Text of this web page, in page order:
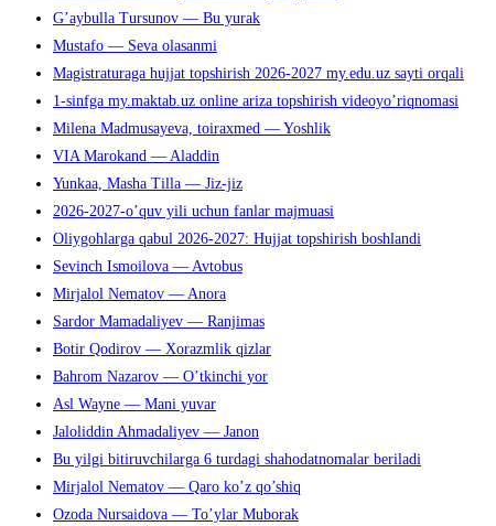
G’aybulla Tursunov — Bu yurak
Mustafo — Seva olasanmi
Magistraturaga hujjat topshirish 2026-2027 my.edu.uz sayti orqali
1-sinfga my.maktab.uz online ariza topshirish videoyo’riqnomasi
Milena Madmusayeva, toiraxmed — Yoshlik
VIA Marokand — Aladdin
Yunkaa, Masha Tilla — Jiz-jiz
2026-2027-o’quv yili uchun fanlar majmuasi
Oliygohlarga qabul 2026-2027: Hujjat topshirish boshlandi
Sevinch Ismoilova — Avtobus
Mirjalol Nematov — Anora
Sardor Mamadaliyev — Ranjimas
Botir Qodirov — Xorazmlik qizlar
Bahrom Nazarov — O’tkinchi yor
Asl Wayne — Mani yuvar
Jaloliddin Ahmadaliyev — Janon
Bu yilgi bitiruvchilarga 6 turdagi shahodatnomalar beriladi
Mirjalol Nematov — Qaro ko’z qo’shiq
Ozoda Nursaidova — To’ylar Muborak